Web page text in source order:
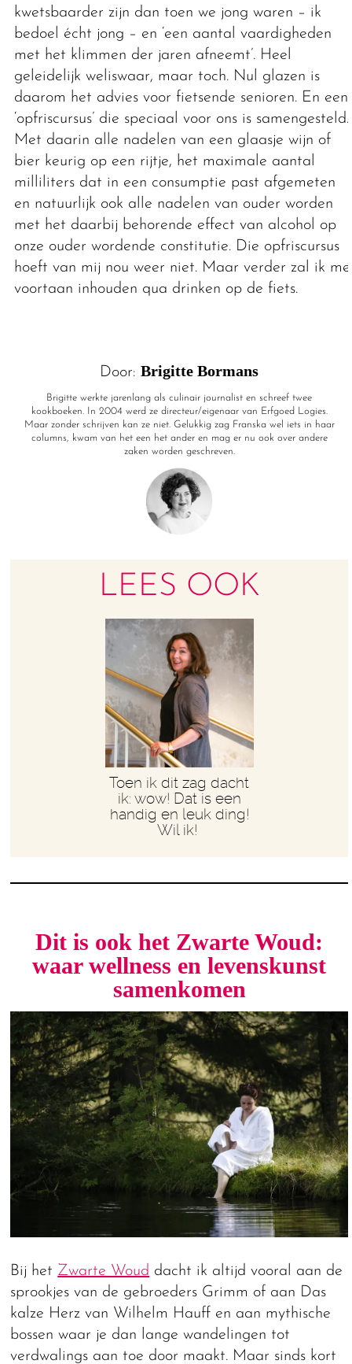
kwetsbaarder zijn dan toen we jong waren – ik
bedoel écht jong – en ‘een aantal vaardigheden
met het klimmen der jaren afneemt’. Heel
geleidelijk weliswaar, maar toch. Nul glazen is
daarom het advies voor fietsende senioren. En een
‘opfriscursus’ die speciaal voor ons is samengesteld.
Met daarin alle nadelen van een glaasje wijn of
bier keurig op een rijtje, het maximale aantal
milliliters dat in een consumptie past afgemeten
en natuurlijk ook alle nadelen van ouder worden
met het daarbij behorende effect van alcohol op
onze ouder wordende constitutie. Die opfriscursus
hoeft van mij nou weer niet. Maar verder zal ik me
voortaan inhouden qua drinken op de fiets.
Door:Brigitte Bormans
Brigitte werkte jarenlang als culinair journalist en schreef twee
kookboeken. In 2004 werd ze directeur/eigenaar van Erfgoed Logies.
Maar zonder schrijven kan ze niet. Gelukkig zag Franska wel iets in haar
columns, kwam van het een het ander en mag er nu ook over andere
zaken worden geschreven.
LEES OOK
Toen ik dit zag dacht
ik: wow! Dat is een
handig en leuk ding!
Wil ik!
Dit is ook het Zwarte Woud:
waar wellness en levenskunst
samenkomen
Bij het Zwarte Woud dacht ik altijd vooral aan de
sprookjes van de gebroeders Grimm of aan Das
kalze Herz van Wilhelm Hauff en aan mythische
bossen waar je dan lange wandelingen tot
verdwalings aan toe door maakt. Maar sinds kort